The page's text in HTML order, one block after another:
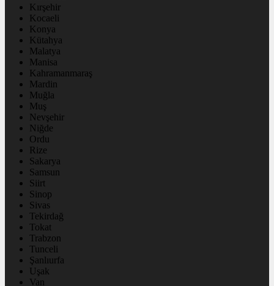
Kırşehir
Kocaeli
Konya
Kütahya
Malatya
Manisa
Kahramanmaraş
Mardin
Muğla
Muş
Nevşehir
Niğde
Ordu
Rize
Sakarya
Samsun
Siirt
Sinop
Sivas
Tekirdağ
Tokat
Trabzon
Tunceli
Şanlıurfa
Uşak
Van